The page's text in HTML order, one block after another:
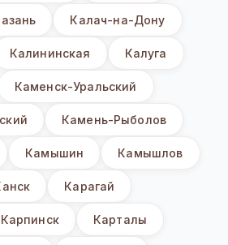
Калач-на-Дону
Калининская Калуга
Каменск-Уральский
Камень-Рыболов
Камышин Камышлов
Карагай
Карпинск Карталы